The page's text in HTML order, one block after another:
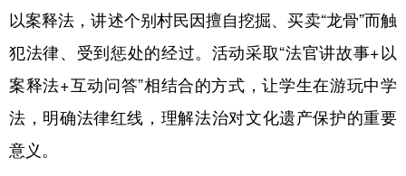
以案释法，讲述个别村民因擅自挖掘、买卖“龙骨”而触
犯法律、受到惩处的经过。活动采取“法官讲故事+以
案释法+互动问答”相结合的方式，让学生在游玩中学
法，明确法律红线，理解法治对文化遗产保护的重要
意义。